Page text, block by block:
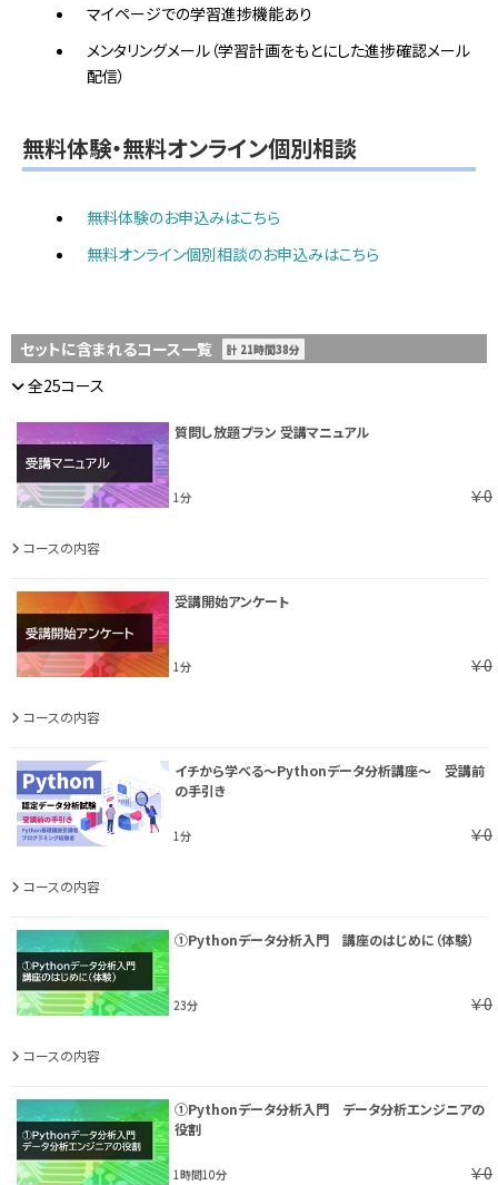
マイページでの学習進捗機能あり
メンタリングメール（学習計画をもとにした進捗確認メール
配信）
無料体験・無料オンライン個別相談
無料体験のお申込みはこちら
無料オンライン個別相談のお申込みはこちら
セットに含まれるコース一覧 計 21時間38分
全25コース
質問し放題プラン 受講マニュアル
1分 ￥0
コースの内容
受講開始アンケート
1分 ￥0
コースの内容
イチから学べる～Pythonデータ分析講座～ 受講前
の手引き
1分 ￥0
コースの内容
①Pythonデータ分析入門 講座のはじめに（体験）
23分 ￥0
コースの内容
①Pythonデータ分析入門 データ分析エンジニアの
役割
1時間10分 ￥0